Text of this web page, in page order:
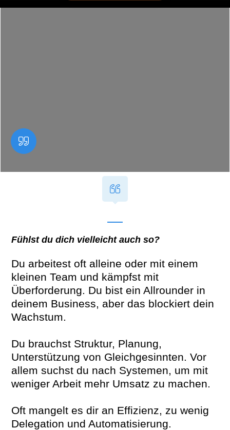
Fühlst du dich vielleicht auch so?
Du arbeitest oft alleine oder mit einem
kleinen Team und kämpfst mit
Überforderung. Du bist ein Allrounder in
deinem Business, aber das blockiert dein
Wachstum.
Du brauchst Struktur, Planung,
Unterstützung von Gleichgesinnten. Vor
allem suchst du nach Systemen, um mit
weniger Arbeit mehr Umsatz zu machen.
Oft mangelt es dir an Effizienz, zu wenig
Delegation und Automatisierung.